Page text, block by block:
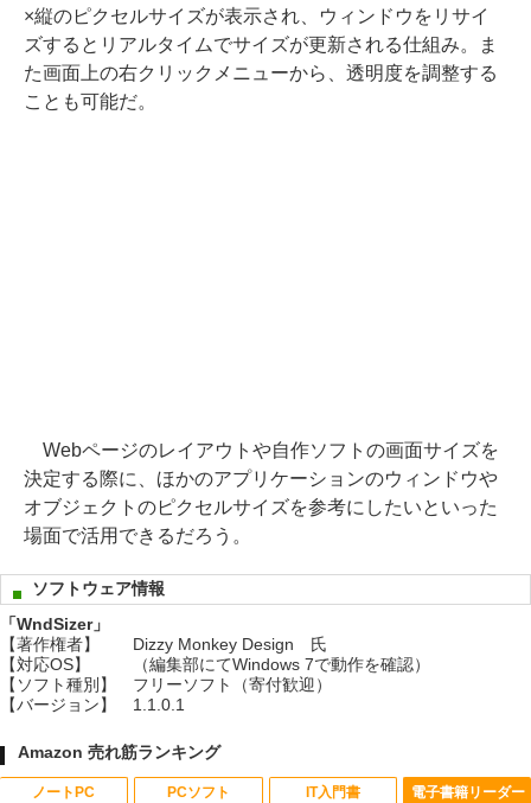
×縦のピクセルサイズが表示され、ウィンドウをリサイ
ズするとリアルタイムでサイズが更新される仕組み。ま
た画面上の右クリックメニューから、透明度を調整する
ことも可能だ。
Webページのレイアウトや自作ソフトの画面サイズを
決定する際に、ほかのアプリケーションのウィンドウや
オブジェクトのピクセルサイズを参考にしたいといった
場面で活用できるだろう。
ソフトウェア情報
「WndSizer」
【著作権者】
Dizzy Monkey Design 氏
【対応OS】
（編集部にてWindows 7で動作を確認）
【ソフト種別】
フリーソフト（寄付歓迎）
【バージョン】
1.1.0.1
Amazon 売れ筋ランキング
ノートPC PCソフト IT入門書 電子書籍リーダー